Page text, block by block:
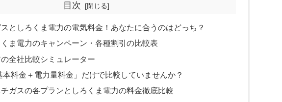
目次
スとしろくま電力の電気料金！あなたに合うのはどっち？
ま電力のキャンペーン・各種割引の比較表
全社比較シミュレーター
本料金＋電力量料金」だけで比較していませんか？
チガスの各プランとしろくま電力の料金徹底比較